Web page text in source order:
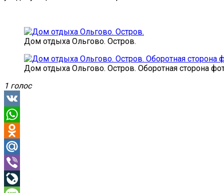
Дом отдыха Ольгово. Остров.
Дом отдыха Ольгово. Остров. Оборотная сторона
1 голос
VK
WhatsApp
Odnoklassniki
Mail.Ru
Viber